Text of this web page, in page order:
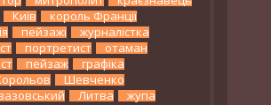
Київ
король Франції
пейзажі
журналістка
портретист
отаман
пейзаж
графіка
Шевченко
Литва жупа